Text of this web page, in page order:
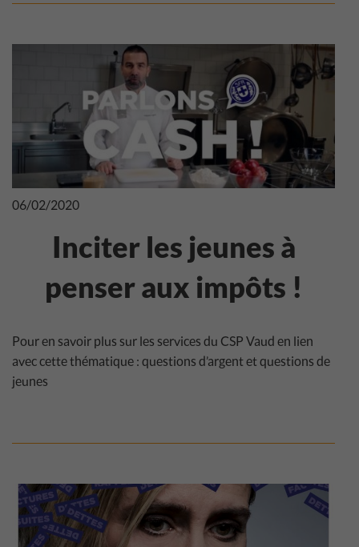
06/02/2020
Inciter les jeunes à
penser aux impôts !
Pour en savoir plus sur les services du CSP Vaud en lien
avec cette thématique : questions d’argent et questions de
jeunes